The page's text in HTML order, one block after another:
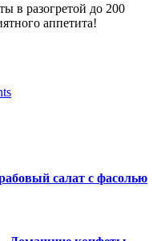
в разогретой до 200
аппетита!
салат с фасолью